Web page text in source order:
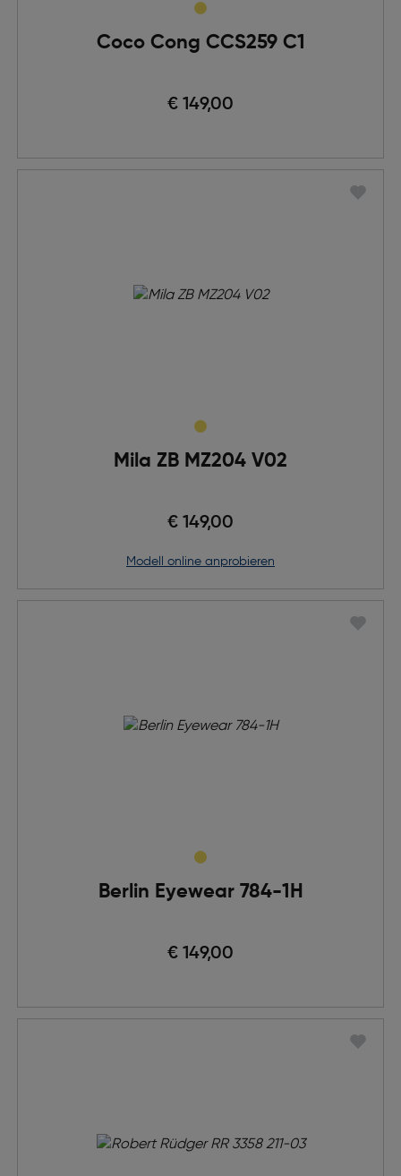
Coco Cong CCS259 C1
€ 149,00
Mila ZB MZ204 V02
€ 149,00
Modell online anprobieren
Berlin Eyewear 784-1H
€ 149,00